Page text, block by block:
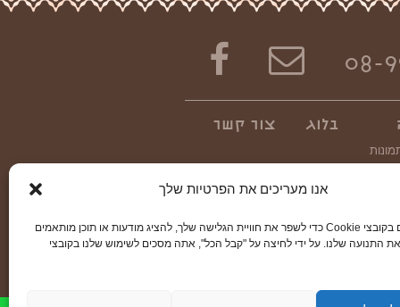
אנו מעריכים את הפרטיות שלך
אנו משתמשים בקובצי Cookie כדי לשפר את חוויית הגלישה שלך, להציג מודעות או תוכן מותאמים
התנועה שלנו. על ידי לחיצה על "קבל הכל", אתה מסכים לשימוש שלנו בקובצי
08-
בלוג צור קשר